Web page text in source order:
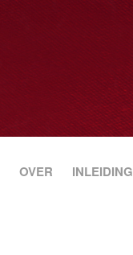
OVER INLEIDING